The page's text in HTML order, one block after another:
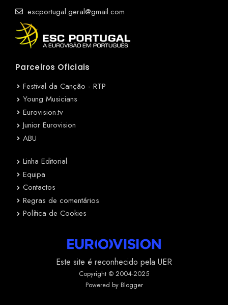
escportugal.geral@gmail.com
Parceiros Oficiais
Festival da Canção - RTP
Young Musicians
Eurovision.tv
Junior Eurovision
ABU
Linha Editorial
Equipa
Contactos
Regras de comentários
Política de Cookies
Este site é reconhecido pela UER
Copyright © 2004-2025
Powered by Blogger